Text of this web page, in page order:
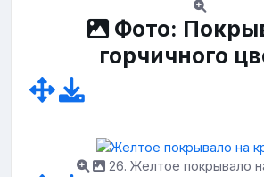
Фото:
горчичного
26. Желтое покрывало